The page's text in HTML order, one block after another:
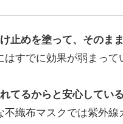
止めを塗って、そのま
すでに効果が弱まって
てるからと安心している
織布マスクでは紫外線